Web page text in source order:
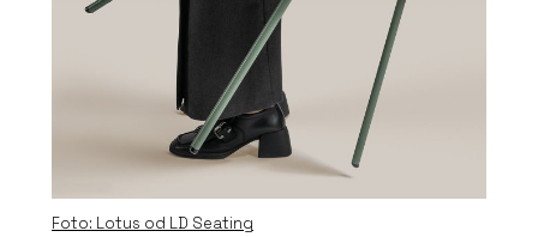
„Jen skvělý produkt nestačí, musíte
ho mít taky kde adekvátně
prezentovat,“ říká Jakub Huráb z LD
Seating. Firma z Boskovic má nový
showroom v Karlíně
Foto: Lotus od LD Seating